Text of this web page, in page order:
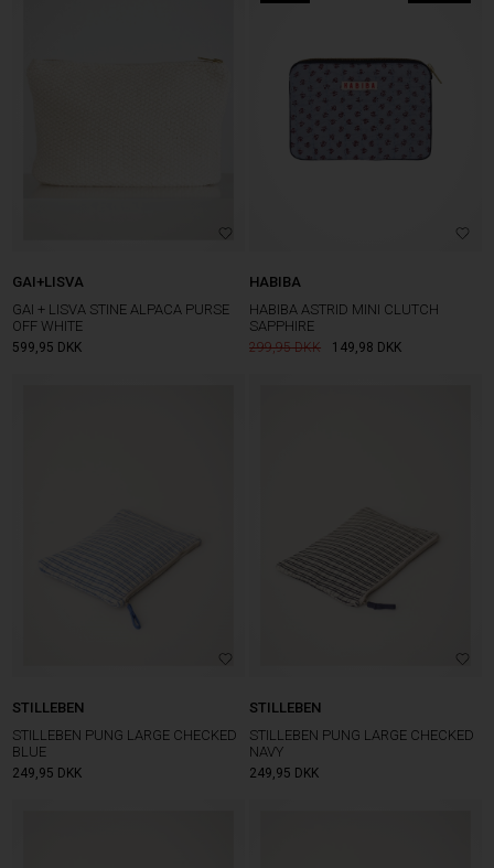
GAI+LISVA
GAI + LISVA STINE ALPACA PURSE
OFF WHITE
599,95 DKK
HABIBA
HABIBA ASTRID MINI CLUTCH
SAPPHIRE
299,95 149,98 DKK
STILLEBEN
STILLEBEN PUNG LARGE CHECKED
BLUE
249,95 DKK
STILLEBEN
STILLEBEN PUNG LARGE CHECKED
NAVY
249,95 DKK